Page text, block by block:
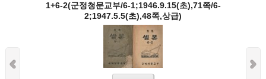
1+6-2(군정청문교부/6-1;1946.9.15(초),71쪽/6-
2;1947.5.5(초),48쪽,상급)